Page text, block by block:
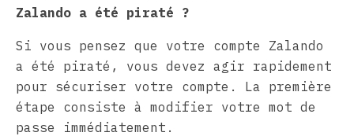
Zalando a été piraté ?
Si vous pensez que votre compte Zalando
a été piraté, vous devez agir rapidement
pour sécuriser votre compte. La première
étape consiste à modifier votre mot de
passe immédiatement.